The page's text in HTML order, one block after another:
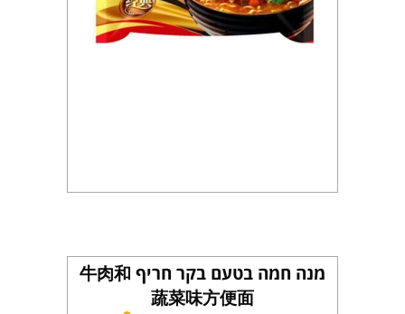
מנה חמה בטעם בקר חריף 牛肉和
蔬菜味方便面